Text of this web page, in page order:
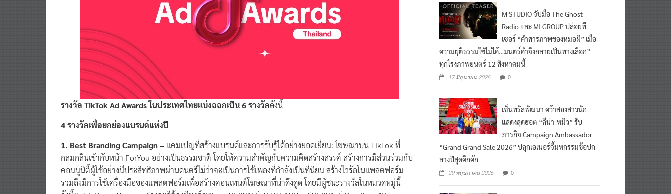
รางวัล TikTok Ad Awards ในประเทศไทยแบ่งออกเป็น 6 รางวัลดังนี้
4 รางวัลเพื่อยกย่องแบรนด์แห่งปี
แคมเปญที่สร้างแบรนด์และการรับรู้ได้อย่างยอดเยี่ยม: โฆษณาบน TikTok ที่
กลมกลืนเข้ากับหน้า ForYou อย่างเป็นธรรมชาติ โดยให้ความสำคัญกับความคิดสร้างสรรค์ สร้างการมีส่วนร่วมกับ
คอมมูนิตี้ผู้ใช้อย่างมีประสิทธิภาพผ่านดนตรีไม่ว่าจะเป็นการใช้เพลงที่กำลังเป็นที่นิยม สร้างไวรัลในแพลตฟอร์ม
รวมถึงมีการใช้เครื่องมือของแพลตฟอร์มเพื่อสร้างคอนเทนต์โฆษณาที่น่าดึงดูด โดยมีผู้ชนะรางวัลในหมวดหมู่นี้
ดังนี้Gold: Hong Thong – “วงจะดีต้องมีหงส์”Silver: NESCAFÉ THAILAND – “NESCAFÉ YourSong”Bronze:
Radio และ MI GROUP ปล่อยที
เซอร์ “คำสารภาพของหมอผี” เมื่อ
ความยุติธรรมใช้ไม่ได้…มนตร์ดำจึงกลายเป็นทางเลือก”
ทุกโรงภาพยนตร์ 12 สิงหาคมนี้
แสดงสุดฮอต “ลีน่า-หมิว” รับ
ภารกิจ Campaign Ambassador
“Grand Grand Sale 2026” ปลุกเอเนอร์จี้มหกรรมช้อปก
ลางปีสุดคึกคัก
29 พฤษภาคม 2026